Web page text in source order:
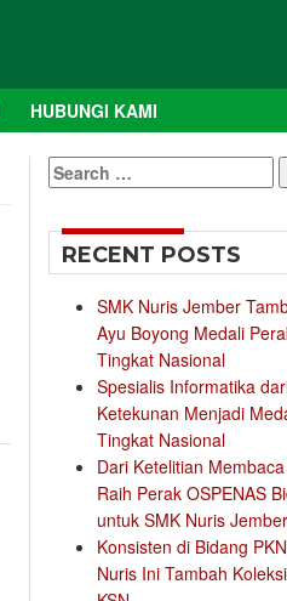
HUBUNGI KAMI
Search
for:
RECENT POSTS
SMK Nuris Jember
Ayu Boyong Medali
Tingkat Nasional
Spesialis Informatika
Ketekunan Menjadi
Tingkat Nasional
Dari Ketelitian
Raih Perak OSPENAS
untuk SMK Nuris Jember
Konsisten di Bidang
Nuris Ini Tambah